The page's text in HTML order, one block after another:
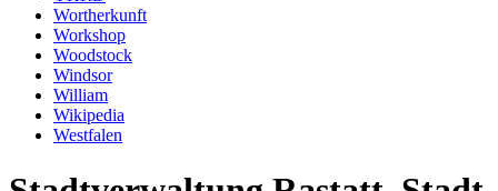
Wortherkunft
Workshop
Woodstock
Windsor
William
Wikipedia
Westfalen